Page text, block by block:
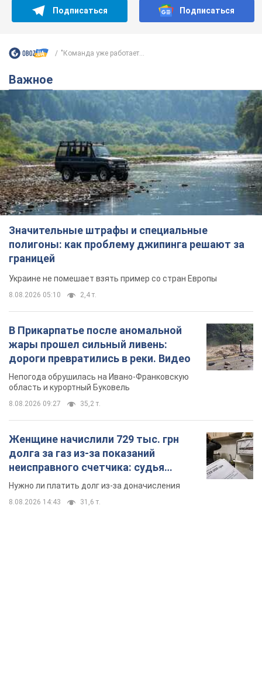
Значительные штрафы и специальные
полигоны: как проблему джипинга решают за
границей
Украине не помешает взять пример со стран Европы
8.08.2026 05:10 2,4 т.
В Прикарпатье после аномальной
жары прошел сильный ливень:
дороги превратились в реки. Видео
Непогода обрушилась на Ивано-Франковскую
Женщине начислили 729 тыс. грн
долга за газ из-за показаний
неисправного счетчика: судья
вынес неожиданное решение
8.08.2026 14:43 31,6 т.